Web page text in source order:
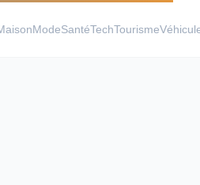
ModeSantéTechTourisme